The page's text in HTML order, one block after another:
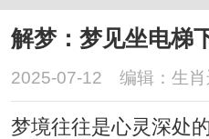
解梦：梦见坐电梯
2025-07-12 编辑：生
梦境往往是心灵深处